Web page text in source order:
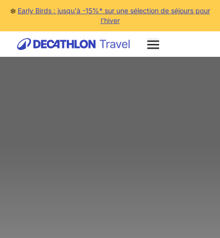
❄️ Early Birds : jusqu'à -15%* sur une sélection de séjours pour
l'hiver